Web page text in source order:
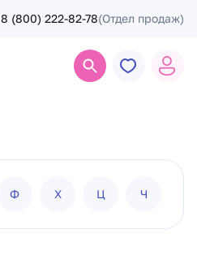
8 (800) 222-82-78(Отдел продаж)
Ф Х Ц Ч